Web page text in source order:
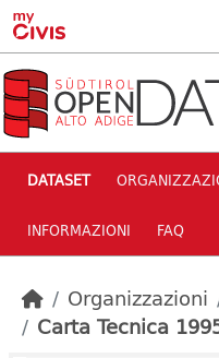
Skip to main content
DATASET
INFORMAZIONI FAQ
Organizzazioni
Carta Tecnica